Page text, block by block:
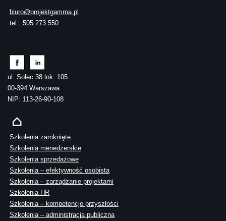
biuro@projektgamma.pl
tel.: 505 273 550
ul. Solec 38 lok. 105
00-394 Warszawa
NIP: 113-26-90-108
Szkolenia zamknięte
Szkolenia menedżerskie
Szkolenia sprzedażowe
Szkolenia – efektywność osobista
Szkolenia – zarządzanie projektami
Szkolenia HR
Szkolenia – kompetencje przyszłości
Szkolenia – administracja publiczna